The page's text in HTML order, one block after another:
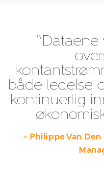
“Dataene
både ledelse
kontinuerlig
– Philippe Van Den